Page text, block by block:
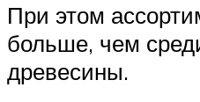
При этом
больше, чем
древесины.